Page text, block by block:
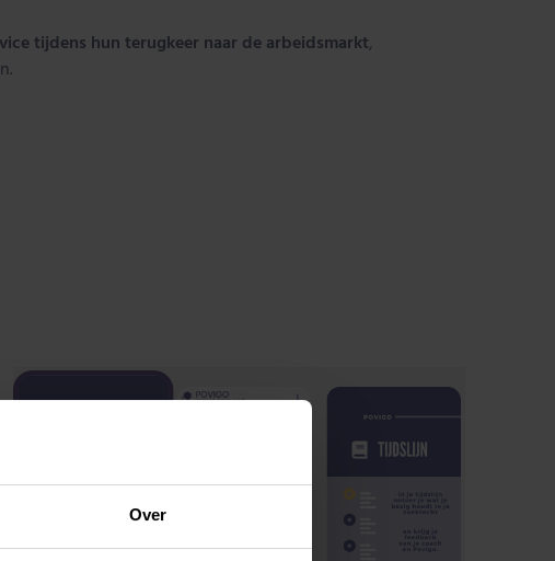
Over
tijdens hun terugkeer naar de arbeidsmarkt,